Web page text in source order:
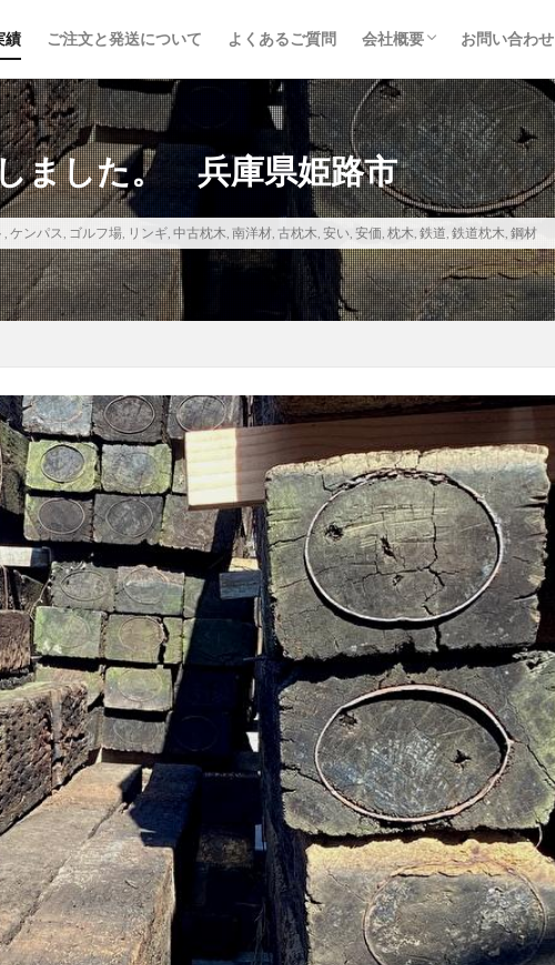
績 ご注文と発送について よくあるご質問 会社概要
お知らせ一覧
プライバシーポリシー
お問い合わせ
ました。 兵庫県姫路市
, ケンパス, ゴルフ場, リンギ, 中古枕木, 南洋材, 古枕木, 安い, 安価, 枕木, 鉄道, 鉄道枕木, 鋼材